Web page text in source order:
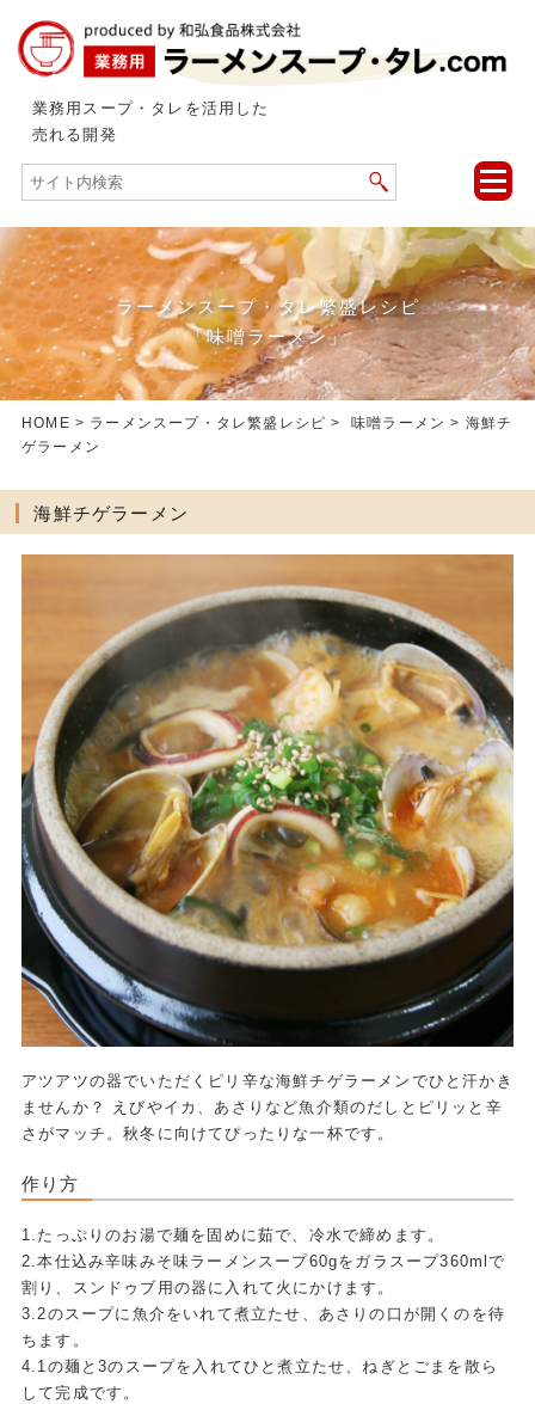
業務用スープ・タレを活用した
売れる開発
toggle
ラーメンスープ・タレ繁盛レシピ
「味噌ラーメン」
HOME > ラーメンスープ・タレ繁盛レシピ >味噌ラーメン > 海鮮チ
ゲラーメン
海鮮チゲラーメン
アツアツの器でいただくピリ辛な海鮮チゲラーメンでひと汗かき
ませんか？ えびやイカ、あさりなど魚介類のだしとピリッと辛
さがマッチ。秋冬に向けてぴったりな一杯です。
作り方
1.たっぷりのお湯で麺を固めに茹で、冷水で締めます。
2.本仕込み辛味みそ味ラーメンスープ60gをガラスープ360mlで
割り、スンドゥブ用の器に入れて火にかけます。
3.2のスープに魚介をいれて煮立たせ、あさりの口が開くのを待
ちます。
4.1の麺と3のスープを入れてひと煮立たせ、ねぎとごまを散ら
して完成です。